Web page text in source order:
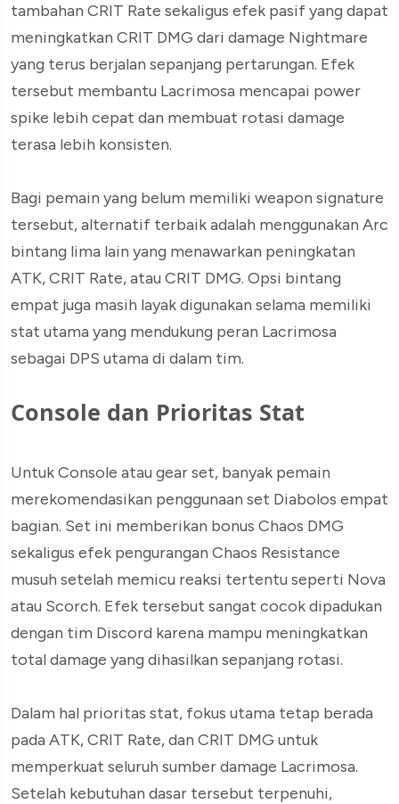
tambahan CRIT Rate sekaligus efek pasif yang dapat
meningkatkan CRIT DMG dari damage Nightmare
yang terus berjalan sepanjang pertarungan. Efek
tersebut membantu Lacrimosa mencapai power
spike lebih cepat dan membuat rotasi damage
terasa lebih konsisten.
Bagi pemain yang belum memiliki weapon signature
tersebut, alternatif terbaik adalah menggunakan Arc
bintang lima lain yang menawarkan peningkatan
ATK, CRIT Rate, atau CRIT DMG. Opsi bintang
empat juga masih layak digunakan selama memiliki
stat utama yang mendukung peran Lacrimosa
sebagai DPS utama di dalam tim.
Console dan Prioritas Stat
Untuk Console atau gear set, banyak pemain
merekomendasikan penggunaan set Diabolos empat
bagian. Set ini memberikan bonus Chaos DMG
sekaligus efek pengurangan Chaos Resistance
musuh setelah memicu reaksi tertentu seperti Nova
atau Scorch. Efek tersebut sangat cocok dipadukan
dengan tim Discord karena mampu meningkatkan
total damage yang dihasilkan sepanjang rotasi.
Dalam hal prioritas stat, fokus utama tetap berada
pada ATK, CRIT Rate, dan CRIT DMG untuk
memperkuat seluruh sumber damage Lacrimosa.
Setelah kebutuhan dasar tersebut terpenuhi,